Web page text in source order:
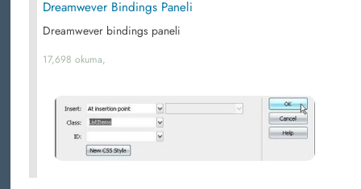
Dreamwever Bindings Paneli
Dreamwever bindings paneli
17,698 okuma,